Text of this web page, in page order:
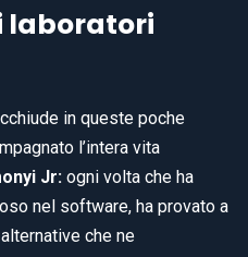
laboratori
in queste poche
l’intera vita
Jr: ogni volta che ha
nel software, ha provato a
che ne